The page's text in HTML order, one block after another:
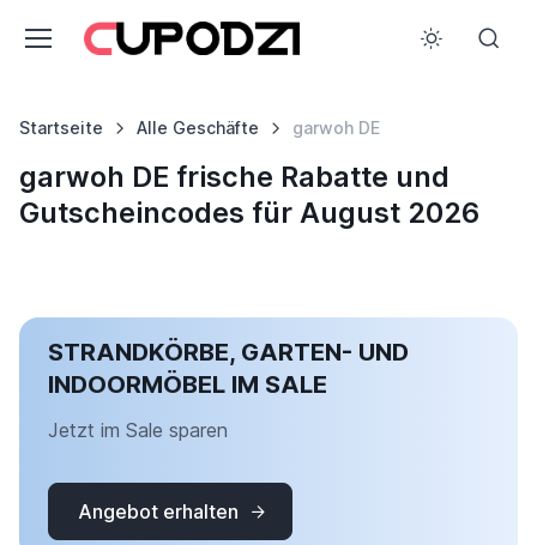
Startseite Alle Geschäfte garwoh DE
garwoh DE frische Rabatte und
Gutscheincodes für August 2026
STRANDKÖRBE, GARTEN- UND
INDOORMÖBEL IM SALE
Jetzt im Sale sparen
Angebot erhalten